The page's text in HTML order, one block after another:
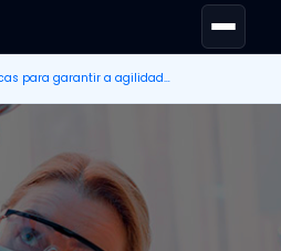
5 dicas para garantir a agilidade no laboratório de análises clínicas